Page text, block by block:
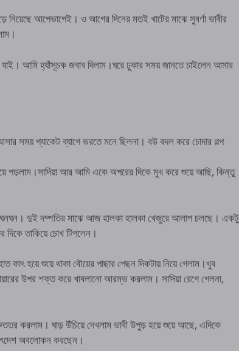
আগেভাগেই। ও আগের দিনের মতই খাটের মাঝে সুবর্ণা ভাবীর
যাই। আমি হ্যাঁসূচক জবাব দিলাম।ঘরে ঢুকার সময় জানতে চাইলেন আমার
সময় প্যাকেট ব্যাগে ভরতে মনে ছিলনা। বউ বদল করে চোদার গল্প
পড়লাম।সাদিয়া আর আমি একে অপরের দিকে মুখ করে শুয়ে আছি, কিন্তু
ঘনঘন। দুই দম্পতির মাঝে আজ হালকা হালকা খেজুরে আলাপ চলছে। একটু
তাকিয়ে চোখ টিপলেন।
কাৎ হয়ে শুয়ে থাকা বৌয়ের পাছার পেছন দিকটায় নিয়ে গেলাম।খুব
উপর শক্ত করে খাবলানো আরম্ভ করলাম। সাদিয়া রেগে গেলনা,
করলাম। ঘাড় উঁচিয়ে দেখলাম ভাবী উপুড় হয়ে শুয়ে আছে, এদিকে
অবলোকন করছেন।